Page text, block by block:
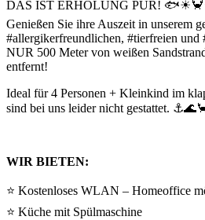
DAS IST ERHOLUNG PUR!
Genießen Sie ihre Auszeit in unserem
#allergikerfreundlichen, #tierfreien und
NUR 500 Meter von weißen
entfernt!
Ideal für 4 Personen + Kleinkind im
sind bei uns leider nicht gestattet.
WIR BIETEN:
⭐ Kostenloses WLAN – Homeoffice
⭐ Küche mit Spülmaschine